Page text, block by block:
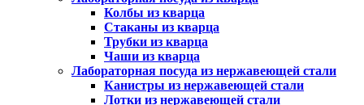
Колбы из кварца
Стаканы из кварца
Трубки из кварца
Чаши из кварца
Лабораторная посуда из нержавеющей стали
Канистры из нержавеющей стали
Лотки из нержавеющей стали